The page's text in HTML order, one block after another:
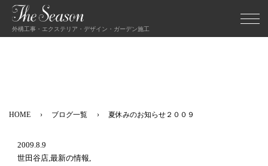
外構工事・エクステリア・デザイン・ガーデン施工
HOME ブログ一覧 夏休みのお知らせ２００９
2009.8.9
世田谷店,最新の情報,